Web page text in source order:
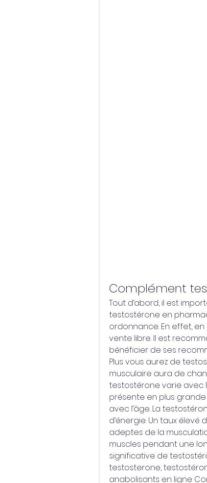
Complément
Tout d’abord, il est
testostérone en
ordonnance. En effet,
vente libre. Il est
bénéficier de ses
Plus vous aurez de
musculaire aura de
testostérone varie avec
présente en plus
avec l’âge. La
d’énergie. Un taux
adeptes de la
muscles pendant une
significative de
testosterone,
anabolisants en ligne